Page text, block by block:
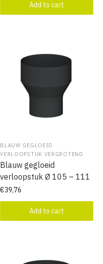
Add to cart
BLAUW GEGLOEID
VERLOOPSTUK VERGROTEND
Blauw gegloeid
verloopstuk Ø 105 – 111
€39,76
Add to cart